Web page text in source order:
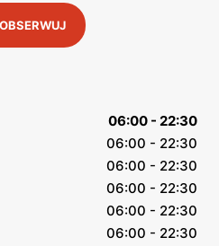
OBSERWUJ
06:00 - 22:30
06:00 - 22:30
06:00 - 22:30
06:00 - 22:30
06:00 - 22:30
06:00 - 22:30